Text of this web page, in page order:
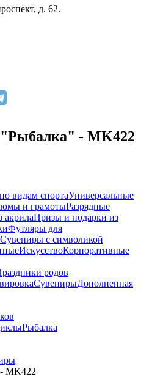
д. 62.
- MK422
видам спортаУниверсальные
и грамотыРазрядные
акрилаПризы и подарки из
Футляры для
Сувениры с символикой
ИскусствоКорпоративные
родов
СувенирыДополненная
Рыбалка
MK422